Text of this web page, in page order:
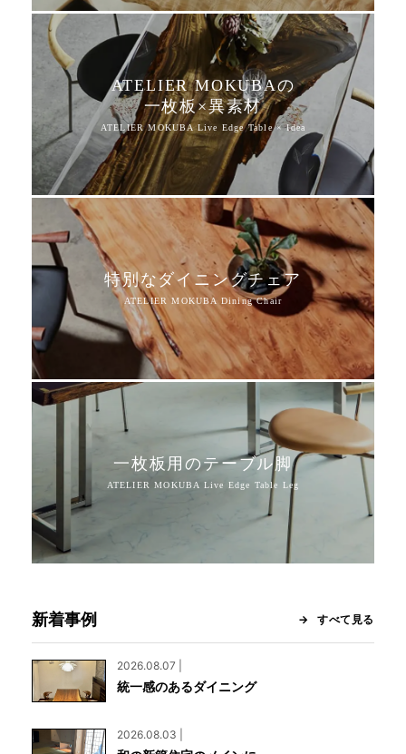
ATELIER MOKUBAの
一枚板×異素材
特別なダイニングチェア
一枚板用のテーブル脚
新着事例 すべて見る
2026.08.07 |
統一感のあるダイニング
2026.08.03 |